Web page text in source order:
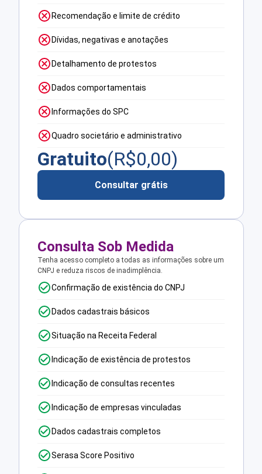
Recomendação e limite de crédito
Dívidas, negativas e anotações
Detalhamento de protestos
Dados comportamentais
Informações do SPC
Quadro societário e administrativo
Gratuito(R$0,00)
Consultar grátis
Consulta Sob Medida
Tenha acesso completo a todas as informações sobre um
CNPJ e reduza riscos de inadimplência.
Confirmação de existência do CNPJ
Dados cadastrais básicos
Situação na Receita Federal
Indicação de existência de protestos
Indicação de consultas recentes
Indicação de empresas vinculadas
Dados cadastrais completos
Serasa Score Positivo